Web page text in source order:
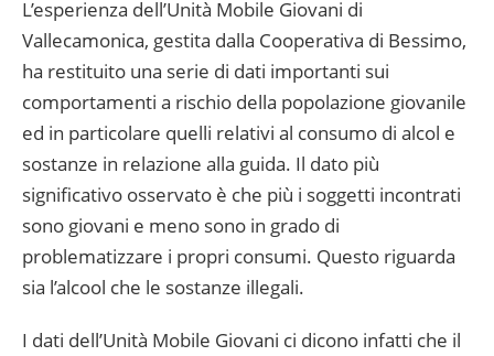
L’esperienza dell’Unità Mobile Giovani di
Vallecamonica, gestita dalla Cooperativa di Bessimo,
ha restituito una serie di dati importanti sui
comportamenti a rischio della popolazione giovanile
ed in particolare quelli relativi al consumo di alcol e
sostanze in relazione alla guida. Il dato più
significativo osservato è che più i soggetti incontrati
sono giovani e meno sono in grado di
problematizzare i propri consumi. Questo riguarda
sia l’alcool che le sostanze illegali.
I dati dell’Unità Mobile Giovani ci dicono infatti che il